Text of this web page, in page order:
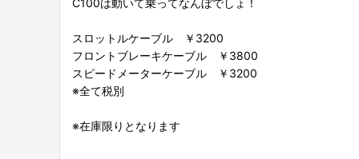
スロットルケーブル ￥3200
フロントブレーキケーブル ￥3800
スピードメーターケーブル ￥3200
※全て税別
※在庫限りとなります